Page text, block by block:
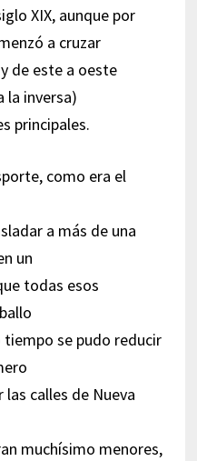
XIX, aunque por
a cruzar
de este a oeste
la inversa)
principales.
como era el
a más de una
un
todas esos
se pudo reducir
calles de Nueva
muchísimo menores,